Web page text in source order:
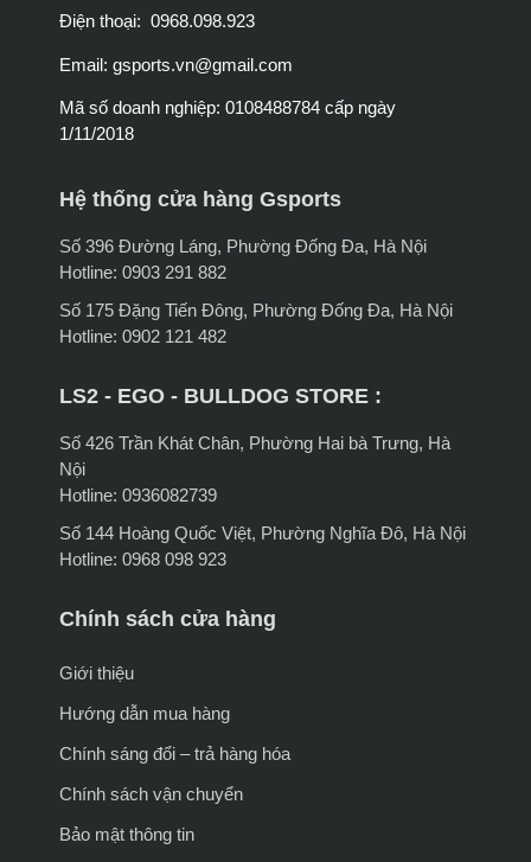
Điện thoại: 0968.098.923
Email: gsports.vn@gmail.com
Mã số doanh nghiệp: 0108488784 cấp ngày
1/11/2018
Hệ thống cửa hàng Gsports
Số 396 Đường Láng, Phường Đống Đa, Hà Nội
Hotline: 0903 291 882
Số 175 Đặng Tiến Đông, Phường Đống Đa, Hà Nội
Hotline: 0902 121 482
LS2 - EGO - BULLDOG STORE :
Số 426 Trần Khát Chân, Phường Hai bà Trưng, Hà
Nội
Hotline: 0936082739
Số 144 Hoàng Quốc Việt, Phường Nghĩa Đô, Hà Nội
Hotline: 0968 098 923
Chính sách cửa hàng
Giới thiệu
Hướng dẫn mua hàng
Chính sáng đổi – trả hàng hóa
Chính sách vận chuyển
Bảo mật thông tin